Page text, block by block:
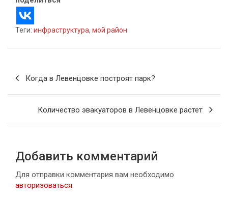
Теги: инфраструктура, мой район
записям
Когда в Левенцовке построят парк?
Количество эвакуаторов в Левенцовке растет
Добавить комментарий
Для отправки комментария вам необходимо
авторизоваться.